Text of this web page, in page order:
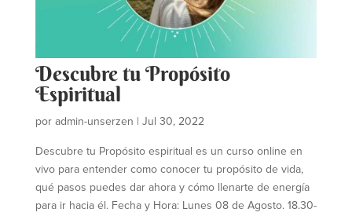
Descubre tu Propósito
Espiritual
por admin-unserzen | Jul 30, 2022
Descubre tu Propósito espiritual es un curso online en
vivo para entender como conocer tu propósito de vida,
qué pasos puedes dar ahora y cómo llenarte de energía
para ir hacia él. Fecha y Hora: Lunes 08 de Agosto. 18.30-